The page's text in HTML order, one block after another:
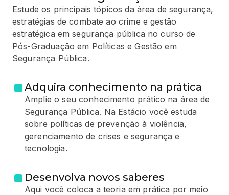
Estude os principais tópicos da área de segurança,
estratégias de combate ao crime e gestão
estratégica em segurança pública no curso de
Pós-Graduação em Políticas e Gestão em
Segurança Pública.
Adquira conhecimento na prática
Amplie o seu conhecimento prático na área de
Segurança Pública. Na Estácio você estuda
sobre políticas de prevenção à violência,
gerenciamento de crises e segurança e
tecnologia.
Desenvolva novos saberes
Aqui você coloca a teoria em prática por meio